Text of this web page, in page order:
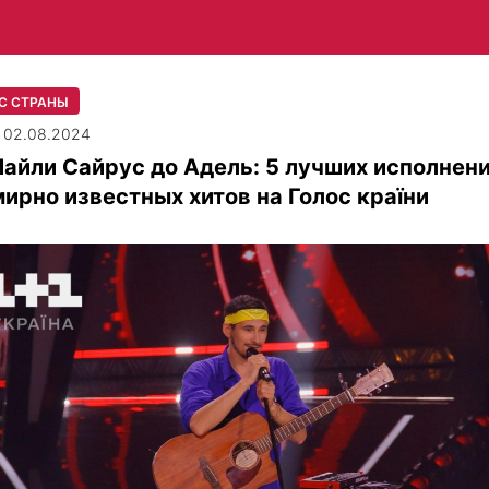
СТРАНЫ
02.08.2024
Сайрус до Адель: 5 лучших
известных хитов на Голос країни